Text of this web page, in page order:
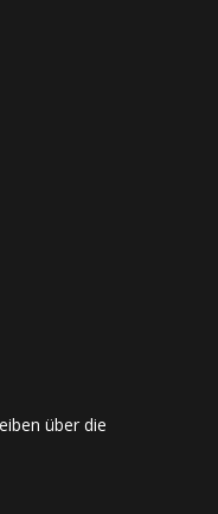
über die
=
'event':